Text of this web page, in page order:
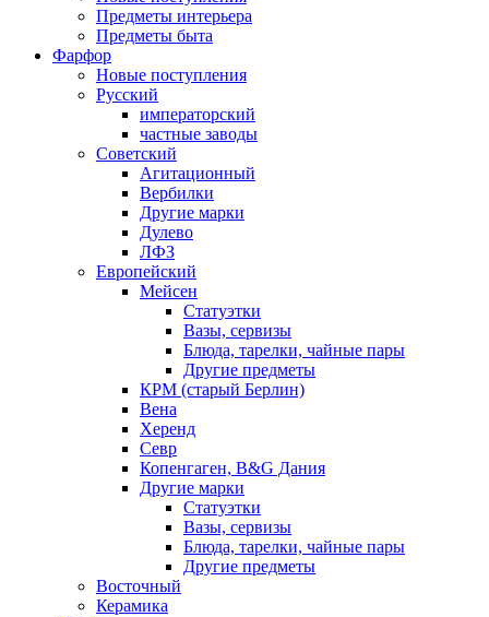
Предметы интерьера
Предметы быта
Фарфор
Новые поступления
Русский
императорский
частные заводы
Советский
Агитационный
Вербилки
Другие марки
Дулево
ЛФЗ
Европейский
Мейсен
Статуэтки
Вазы, сервизы
Блюда, тарелки, чайные пары
Другие предметы
КРМ (старый Берлин)
Вена
Херенд
Севр
Копенгаген, B&G Дания
Другие марки
Статуэтки
Вазы, сервизы
Блюда, тарелки, чайные пары
Другие предметы
Восточный
Керамика